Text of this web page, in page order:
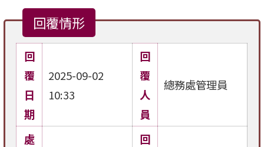
回覆情形
回
覆
日
期
2025-09-02
10:33
回
覆
人
員
總務處管理員
處
回